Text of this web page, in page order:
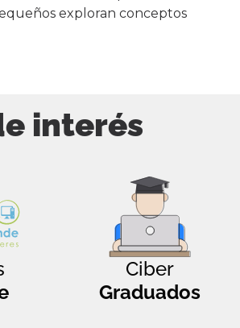
exploran conceptos
interés
Ciber
Graduados